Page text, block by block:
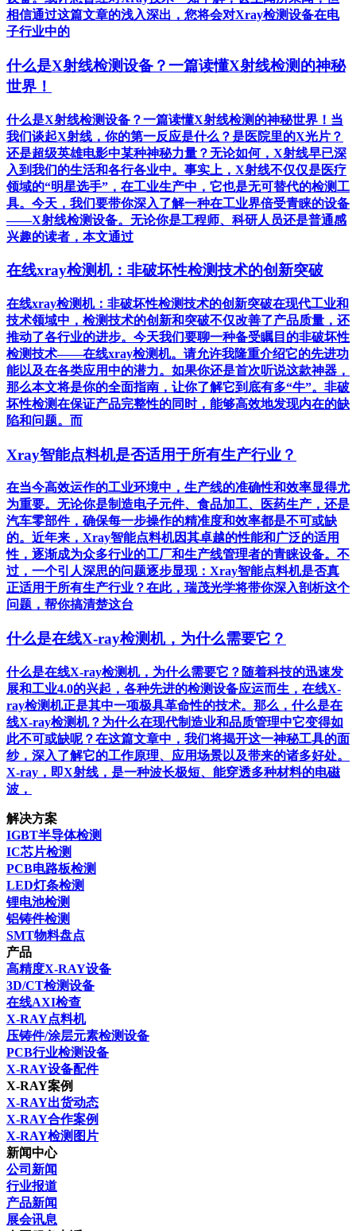
相信通过这篇文章的浅入深出，您将会对Xray检测设备在电
子行业中的
什么是X射线检测设备？一篇读懂X射线检测的神秘
世界！
什么是X射线检测设备？一篇读懂X射线检测的神秘世界！当
我们谈起X射线，你的第一反应是什么？是医院里的X光片？
还是超级英雄电影中某种神秘力量？无论如何，X射线早已深
入到我们的生活和各行各业中。事实上，X射线不仅仅是医疗
领域的“明星选手”，在工业生产中，它也是无可替代的检测工
具。今天，我们要带你深入了解一种在工业界倍受青睐的设备
——X射线检测设备。无论你是工程师、科研人员还是普通感
兴趣的读者，本文通过
在线xray检测机：非破坏性检测技术的创新突破
在线xray检测机：非破坏性检测技术的创新突破在现代工业和
技术领域中，检测技术的创新和突破不仅改善了产品质量，还
推动了各行业的进步。今天我们要聊一种备受瞩目的非破坏性
检测技术——在线xray检测机。请允许我隆重介绍它的先进功
能以及在各类应用中的潜力。如果你还是首次听说这款神器，
那么本文将是你的全面指南，让你了解它到底有多“牛”。非破
坏性检测在保证产品完整性的同时，能够高效地发现内在的缺
陷和问题。而
Xray智能点料机是否适用于所有生产行业？
在当今高效运作的工业环境中，生产线的准确性和效率显得尤
为重要。无论你是制造电子元件、食品加工、医药生产，还是
汽车零部件，确保每一步操作的精准度和效率都是不可或缺
的。近年来，Xray智能点料机因其卓越的性能和广泛的适用
性，逐渐成为众多行业的工厂和生产线管理者的青睐设备。不
过，一个引人深思的问题逐步显现：Xray智能点料机是否真
正适用于所有生产行业？在此，瑞茂光学将带你深入剖析这个
问题，帮你搞清楚这台
什么是在线X-ray检测机，为什么需要它？
什么是在线X-ray检测机，为什么需要它？随着科技的迅速发
展和工业4.0的兴起，各种先进的检测设备应运而生，在线X-
ray检测机正是其中一项极具革命性的技术。那么，什么是在
线X-ray检测机？为什么在现代制造业和品质管理中它变得如
此不可或缺呢？在这篇文章中，我们将揭开这一神秘工具的面
纱，深入了解它的工作原理、应用场景以及带来的诸多好处。
X-ray，即X射线，是一种波长极短、能穿透多种材料的电磁
波，
解决方案
IGBT半导体检测
IC芯片检测
PCB电路板检测
LED灯条检测
锂电池检测
铝铸件检测
SMT物料盘点
产品
高精度X-RAY设备
3D/CT检测设备
在线AXI检查
X-RAY点料机
压铸件/涂层元素检测设备
PCB行业检测设备
X-RAY设备配件
X-RAY案例
X-RAY出货动态
X-RAY合作案例
X-RAY检测图片
新闻中心
公司新闻
行业报道
产品新闻
展会讯息